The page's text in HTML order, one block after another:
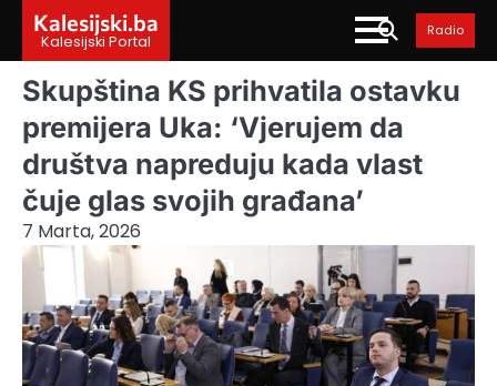
content
Kalesijski.ba
Kalesijski Portal
Radio
Skupština KS prihvatila ostavku
premijera Uka: ‘Vjerujem da
društva napreduju kada vlast
čuje glas svojih građana’
7 Marta, 2026